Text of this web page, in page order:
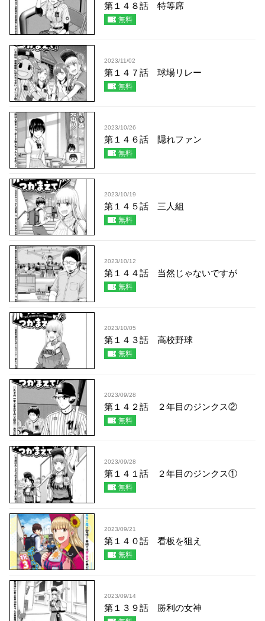
第１４８話 特等席
無料
2023/11/02
第１４７話 球場リレー
無料
2023/10/26
第１４６話 隠れファン
無料
2023/10/19
第１４５話 三人組
無料
2023/10/12
第１４４話 当然じゃないですが
無料
2023/10/05
第１４３話 高校野球
無料
2023/09/28
第１４２話 ２年目のジンクス②
無料
2023/09/28
第１４１話 ２年目のジンクス①
無料
2023/09/21
第１４０話 看板を狙え
無料
2023/09/14
第１３９話 勝利の女神